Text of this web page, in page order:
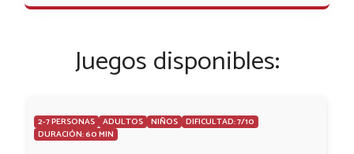
Juegos disponibles:
2-7 PERSONAS ADULTOS NIÑOS DIFICULTAD: 7/10
DURACIÓN: 60 MIN